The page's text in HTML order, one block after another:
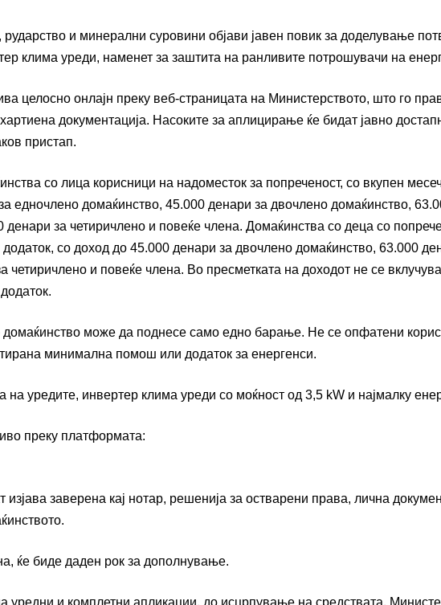
рударство и минерални суровини објави јавен повик за доделување
клима уреди, наменет за заштита на ранливите потрошувачи на
целосно онлајн преку веб-страницата на Министерството, што го
документација. Насоките за аплицирање ќе бидат јавно
пристап.
со лица корисници на надоместок за попреченост, со вкупен
едночлено домаќинство, 45.000 денари за двочлено домаќинство,
за четиричлено и повеќе члена. Домаќинства со деца со
со доход до 45.000 денари за двочлено домаќинство, 63.000
четиричлено и повеќе члена. Во пресметката на доходот не се
домаќинство може да поднесе само едно барање. Не се опфатени
минимална помош или додаток за енергенси.
уредите, инвертер клима уреди со моќност од 3,5 kW и најмалку
преку платформата:
заверена кај нотар, решенија за остварени права, лична
ќе биде даден рок за дополнување.
уредни и комплетни апликации, до исцрпување на средствата.